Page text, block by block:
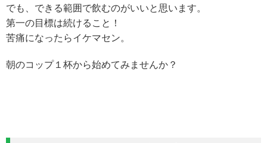
でも、できる範囲で飲むのがいいと思います。
第一の目標は続けること！
苦痛になったらイケマセン。
朝のコップ１杯から始めてみませんか？